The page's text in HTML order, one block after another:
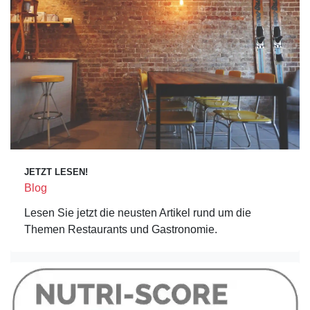
JETZT LESEN!
Blog
Lesen Sie jetzt die neusten Artikel rund um die
Themen Restaurants und Gastronomie.